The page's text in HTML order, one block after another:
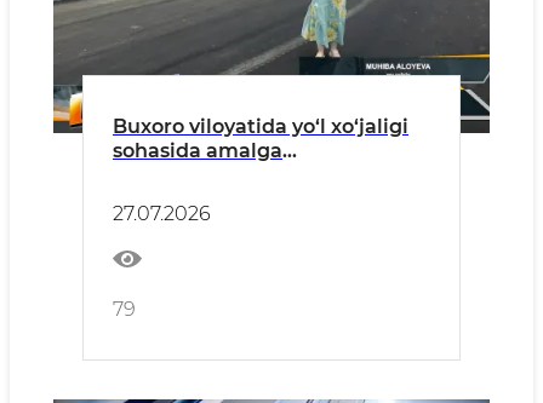
Buxoro viloyatida yo‘l xo‘jaligi
sohasida amalga
haqida «Milliy» telekanalining
«Millar» informatsion dasturida
lavha efirga uzatildi.
27.07.2026
79